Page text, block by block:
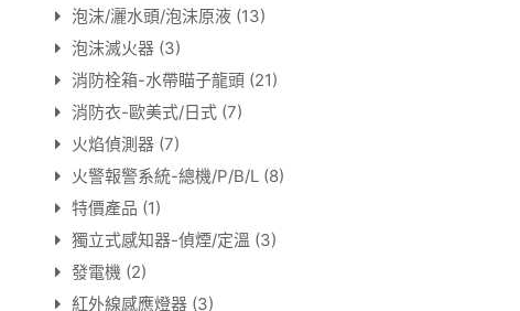
泡沫/灑水頭/泡沫原液 (13)
泡沫滅火器 (3)
消防栓箱-水帶瞄子龍頭 (21)
消防衣-歐美式/日式 (7)
火焰偵測器 (7)
火警報警系統-總機/P/B/L (8)
特價產品 (1)
獨立式感知器-偵煙/定溫 (3)
發電機 (2)
紅外線感應燈器 (3)